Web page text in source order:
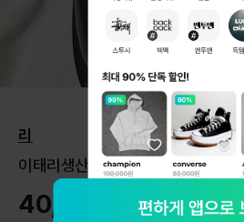
1 / 6
리
이태리생산 더비슈즈 260-265
40,000원